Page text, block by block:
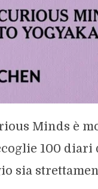
Minds è
100 diari
sia